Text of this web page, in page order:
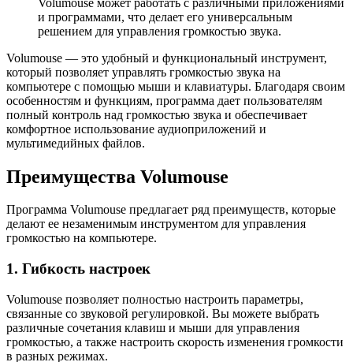
и программами, что делает его универсальным
решением для управления громкостью звука.
Volumouse — это удобный и функциональный инструмент,
который позволяет управлять громкостью звука на
компьютере с помощью мыши и клавиатуры. Благодаря своим
особенностям и функциям, программа дает пользователям
полный контроль над громкостью звука и обеспечивает
комфортное использование аудиоприложений и
мультимедийных файлов.
Преимущества Volumouse
Программа Volumouse предлагает ряд преимуществ, которые
делают ее незаменимым инструментом для управления
громкостью на компьютере.
1. Гибкость настроек
Volumouse позволяет полностью настроить параметры,
связанные со звуковой регулировкой. Вы можете выбрать
различные сочетания клавиш и мыши для управления
громкостью, а также настроить скорость изменения громкости
в разных режимах.